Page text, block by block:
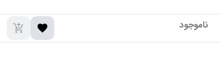
add_shopping_cart favorite